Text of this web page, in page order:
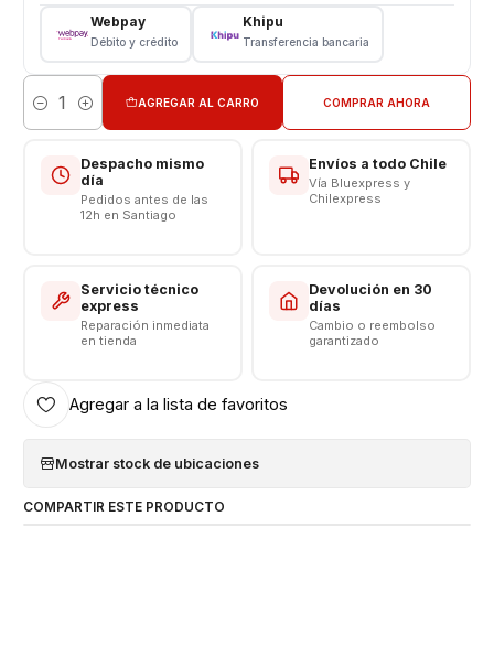
Consulta por valores de instalación
Webpay
Débito y crédito
Khipu
Transferencia bancaria
Cantidad
AGREGAR AL CARRO COMPRAR AHORA
Despacho mismo
día
Pedidos antes de las
12h en Santiago
Envíos a todo Chile
Vía Bluexpress y
Chilexpress
Servicio técnico
express
Reparación inmediata
en tienda
Devolución en 30
días
Cambio o reembolso
garantizado
Agregar a la lista de favoritos
Mostrar stock de ubicaciones
COMPARTIR ESTE PRODUCTO